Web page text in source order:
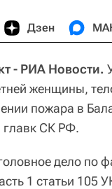
Дзен
- РИА Новости.
женщины,
пожара в
СК РФ.
дело по
1 статьи 105